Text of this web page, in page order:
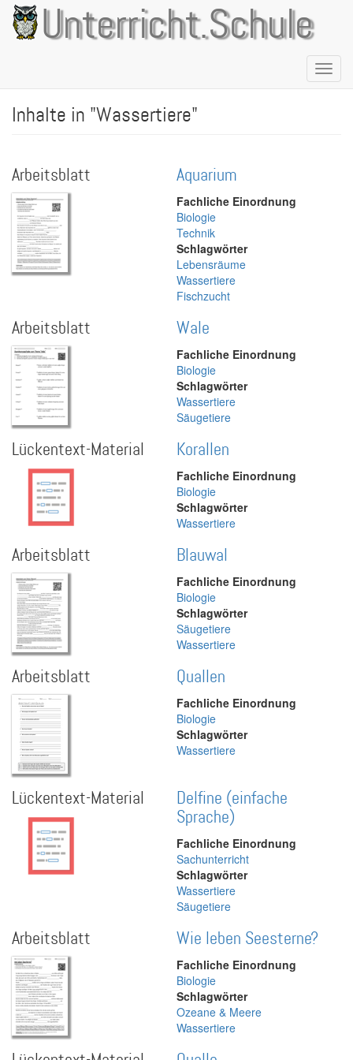
Direkt
zum
Inhalt
Unterricht.Schule
Inhalte in "Wassertiere"
Arbeitsblatt Aquarium
Fachliche Einordnung
Biologie
Technik
Schlagwörter
Lebensräume
Wassertiere
Fischzucht
Arbeitsblatt Wale
Fachliche Einordnung
Biologie
Schlagwörter
Wassertiere
Säugetiere
Lückentext-Material Korallen
Fachliche Einordnung
Biologie
Schlagwörter
Wassertiere
Arbeitsblatt Blauwal
Fachliche Einordnung
Biologie
Schlagwörter
Säugetiere
Wassertiere
Arbeitsblatt Quallen
Fachliche Einordnung
Biologie
Schlagwörter
Wassertiere
Lückentext-Material
Delfine (einfache
Sprache)
Fachliche Einordnung
Sachunterricht
Schlagwörter
Wassertiere
Säugetiere
Arbeitsblatt Wie leben Seesterne?
Fachliche Einordnung
Biologie
Schlagwörter
Ozeane & Meere
Wassertiere